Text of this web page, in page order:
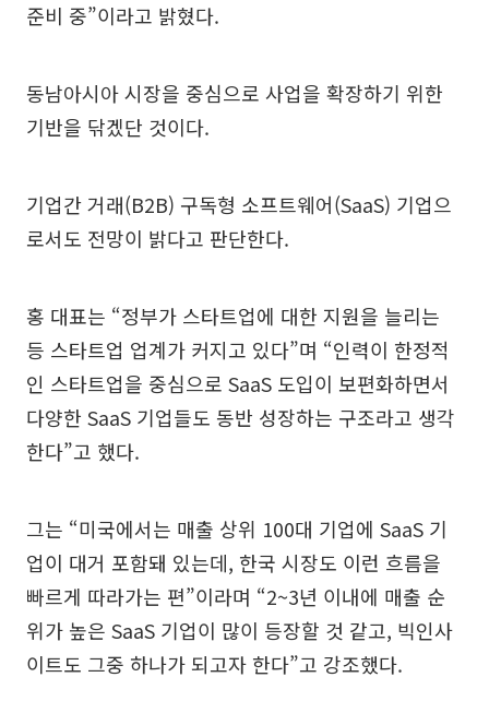
준비 중”이라고 밝혔다.
동남아시아 시장을 중심으로 사업을 확장하기 위한
기반을 닦겠단 것이다.
기업간 거래(B2B) 구독형 소프트웨어(SaaS) 기업으
로서도 전망이 밝다고 판단한다.
홍 대표는 “정부가 스타트업에 대한 지원을 늘리는
등 스타트업 업계가 커지고 있다”며 “인력이 한정적
인 스타트업을 중심으로 SaaS 도입이 보편화하면서
다양한 SaaS 기업들도 동반 성장하는 구조라고 생각
한다”고 했다.
그는 “미국에서는 매출 상위 100대 기업에 SaaS 기
업이 대거 포함돼 있는데, 한국 시장도 이런 흐름을
빠르게 따라가는 편”이라며 “2~3년 이내에 매출 순
위가 높은 SaaS 기업이 많이 등장할 것 같고, 빅인사
이트도 그중 하나가 되고자 한다”고 강조했다.